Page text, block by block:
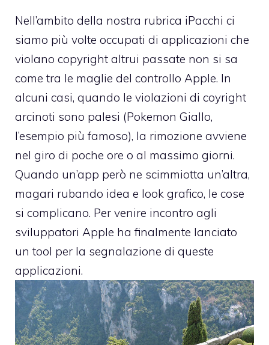
Nell’ambito della nostra rubrica iPacchi ci
siamo più volte occupati di applicazioni che
violano copyright altrui passate non si sa
come tra le maglie del controllo Apple. In
alcuni casi, quando le violazioni di coyright
arcinoti sono palesi (Pokemon Giallo,
l’esempio più famoso), la rimozione avviene
nel giro di poche ore o al massimo giorni.
Quando un’app però ne scimmiotta un’altra,
magari rubando idea e look grafico, le cose
si complicano. Per venire incontro agli
sviluppatori Apple ha finalmente lanciato
un tool per la segnalazione di queste
applicazioni.